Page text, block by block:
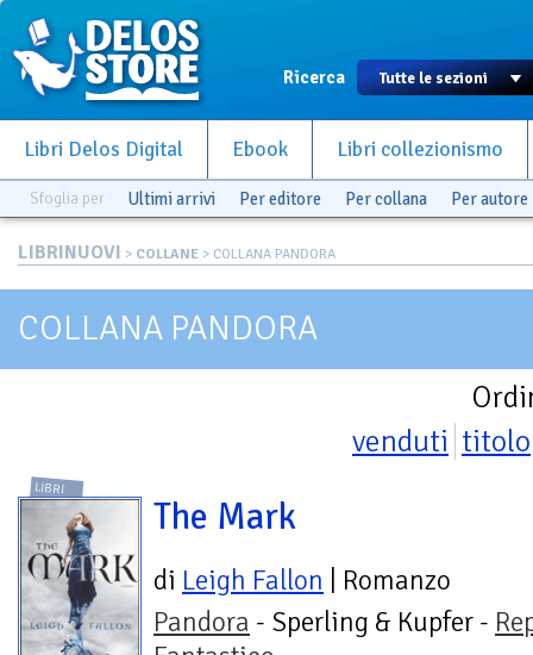
Ricerca
Libri Delos Digital Ebook Libri collezionismo
Sfoglia per Ultimi arrivi Per editore Per collana Per autore
LIBRINUOVI > COLLANE > COLLANA PANDORA
COLLANA PANDORA
venduti titolo
LIBRI
The Mark
di Leigh Fallon | Romanzo
Pandora - Sperling & Kupfer -